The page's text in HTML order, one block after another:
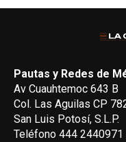
Pautas y Redes de
Av Cuauhtemoc 643 B
Col. Las Aguilas CP
San Luis Potosí, S.L.P.
Teléfono 444 2440971